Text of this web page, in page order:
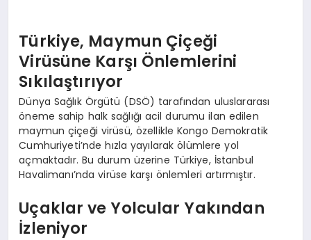
Türkiye, Maymun Çiçeği
Virüsüne Karşı Önlemlerini
Sıkılaştırıyor
Dünya Sağlık Örgütü (DSÖ) tarafından uluslararası
öneme sahip halk sağlığı acil durumu ilan edilen
maymun çiçeği virüsü, özellikle Kongo Demokratik
Cumhuriyeti’nde hızla yayılarak ölümlere yol
açmaktadır. Bu durum üzerine Türkiye, İstanbul
Havalimanı’nda virüse karşı önlemleri artırmıştır.
Uçaklar ve Yolcular Yakından
İzleniyor